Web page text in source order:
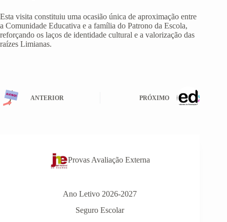
Esta visita constituiu uma ocasião única de aproximação entre
a Comunidade Educativa e a família do Patrono da Escola,
reforçando os laços de identidade cultural e a valorização das
raízes Limianas.
ANTERIOR PRÓXIMO
Provas Avaliação Externa
Ano Letivo 2026-2027
Seguro Escolar